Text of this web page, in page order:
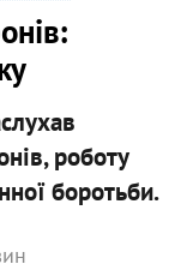
роботу
боротьби.